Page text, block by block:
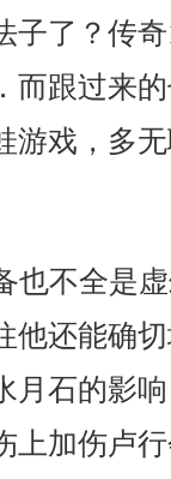
子了？传
而跟过来
游戏，多
也不全是
他还能确
月石的影
上加伤卢